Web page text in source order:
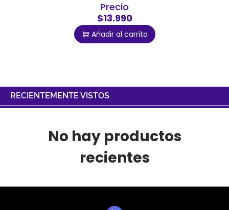
Precio
$13.990
Añadir al carrito
RECIENTEMENTE VISTOS
No hay productos
recientes